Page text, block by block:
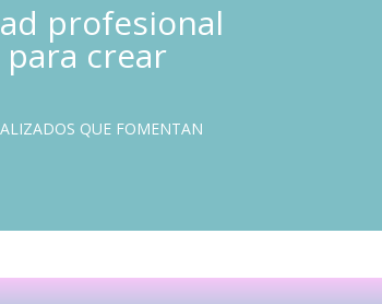
profesional
crear
QUE FOMENTAN